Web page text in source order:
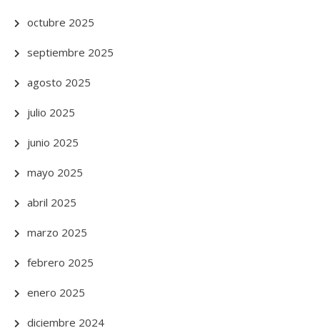
octubre 2025
septiembre 2025
agosto 2025
julio 2025
junio 2025
mayo 2025
abril 2025
marzo 2025
febrero 2025
enero 2025
diciembre 2024